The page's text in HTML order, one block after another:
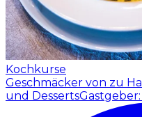
Kochkurse
Geschmäcker von zu
und Desserts